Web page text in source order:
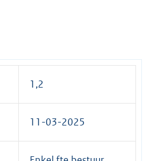
1,2
11-03-2025